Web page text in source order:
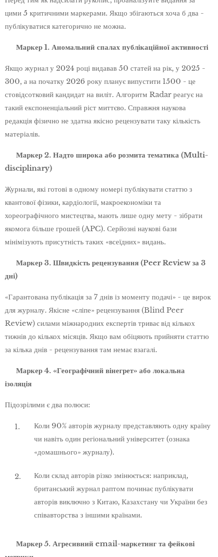
цими 5 критичними маркерами. Якщо збігаються хоча б два -
публікуватися категорично не можна.
🚩 Маркер 1. Аномальний спалах публікаційної активності
Якщо журнал у 2024 році видавав 50 статей на рік, у 2025 -
300, а на початку 2026 року планує випустити 1500 - це
стовідсотковий кандидат на виліт. Алгоритм Radar реагує на
такий експоненціальний ріст миттєво. Справжня наукова
редакція фізично не здатна якісно рецензувати таку кількість
матеріалів.
🚩 Маркер 2. Надто широка або розмита тематика (Multi-
disciplinary)
Журнали, які готові в одному номері публікувати статтю з
квантової фізики, кардіології, макроекономіки та
хореографічного мистецтва, мають лише одну мету - зібрати
якомога більше грошей (APC). Серйозні наукові бази
мінімізують присутність таких «всеїдних» видань.
🚩 Маркер 3. Швидкість рецензування (Peer Review за 3
дні)
«Гарантована публікація за 7 днів із моменту подачі» - це вирок
для журналу. Якісне «сліпе» рецензування (Blind Peer
Review) силами міжнародних експертів триває від кількох
тижнів до кількох місяців. Якщо вам обіцяють прийняти статтю
за кілька днів - рецензування там немає взагалі.
🚩 Маркер 4. «Географічний вінегрет» або локальна
ізоляція
Підозрілими є два полюси:
Коли 90% авторів журналу представляють одну країну
чи навіть один регіональний університет (ознака
«домашнього» журналу).
Коли склад авторів різко змінюється: наприклад,
британський журнал раптом починає публікувати
авторів виключно з Китаю, Казахстану чи України без
співавторства з іншими країнами.
🚩 Маркер 5. Агресивний email-маркетинг та фейкові